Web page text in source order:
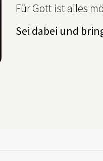
Für Gott ist alles
Sei dabei und